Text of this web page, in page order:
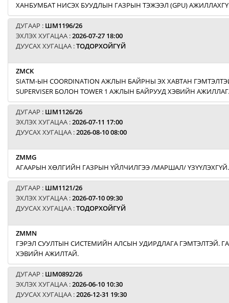
ХАНБУМБАТ НИСЭХ БУУДЛЫН ГАЗРЫН ТЭЖЭЭЛ (GPU)
ДУГААР : ШМ1196/26
ЭХЛЭХ ХУГАЦАА :2026-07-27 18:00
ДУУСАХ ХУГАЦАА :ТОДОРХОЙГҮЙ
ZMCK
SIATM-ЫН COORDINATION АЖЛЫН БАЙРНЫ ЭХ ХАВТАН
SUPERVISER БОЛОН TOWER 1 АЖЛЫН БАЙРУУД ХЭВИЙН
ДУГААР : ШМ1126/26
ЭХЛЭХ ХУГАЦАА :2026-07-11 17:00
ДУУСАХ ХУГАЦАА :2026-08-10 08:00
ZMMG
АГААРЫН ХӨЛГИЙН ГАЗРЫН ҮЙЛЧИЛГЭЭ /МАРШАЛ/ ҮЗҮҮЛЭХГҮЙ.
ДУГААР : ШМ1121/26
ЭХЛЭХ ХУГАЦАА :2026-07-10 09:30
ДУУСАХ ХУГАЦАА :ТОДОРХОЙГҮЙ
ZMMN
ГЭРЭЛ СУУЛТЫН СИСТЕМИЙН АЛСЫН УДИРДЛАГА ГЭМТЭЛТЭЙ.
ХЭВИЙН АЖИЛТАЙ.
ДУГААР : ШМ0892/26
ЭХЛЭХ ХУГАЦАА :2026-06-10 10:30
ДУУСАХ ХУГАЦАА :2026-12-31 19:30